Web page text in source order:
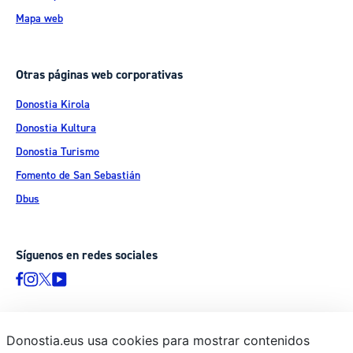
Mapa web
Otras páginas web corporativas
Donostia Kirola
Donostia Kultura
Donostia Turismo
Fomento de San Sebastián
Dbus
Síguenos en redes sociales
Donostia.eus usa cookies para mostrar contenidos